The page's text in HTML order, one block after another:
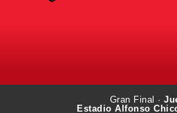
Gran Final ·
Estadio Alfonso